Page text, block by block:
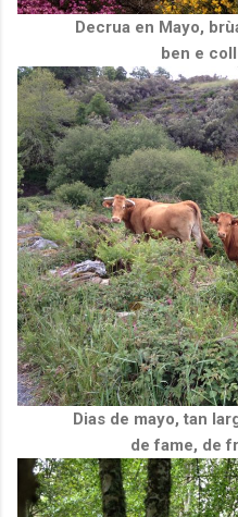
Decrua en Mayo,
ben e
Dias de mayo, tan
de fame, de